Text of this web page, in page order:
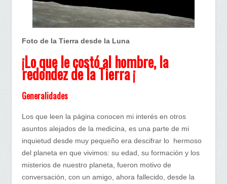
hombre
la
de
la
Tierra¡
Foto de la Tierra desde la Luna
¡Lo que le costó al hombre, la
redondez de la Tierra ¡
Generalidades
Los que leen la página conocen mi interés en otros
asuntos alejados de la medicina, es una parte de mi
inquietud desde muy pequeño era descifrar lo hermoso
del planeta en que vivimos: su edad, su formación y los
misterios de nuestro planeta, fueron motivo de
conversación, con un amigo, ahora fallecido, desde la